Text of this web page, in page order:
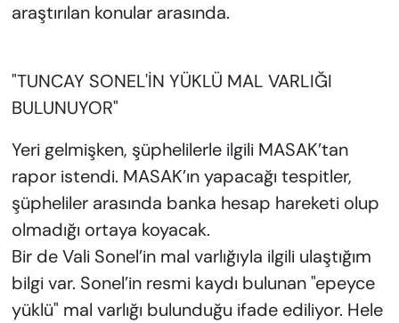
araştırılan konular arasında.
"TUNCAY SONEL'İN YÜKLÜ MAL VARLIĞI
BULUNUYOR"
Yeri gelmişken, şüphelilerle ilgili MASAK’tan
rapor istendi. MASAK’ın yapacağı tespitler,
şüpheliler arasında banka hesap hareketi olup
olmadığı ortaya koyacak.
Bir de Vali Sonel’in mal varlığıyla ilgili ulaştığım
bilgi var. Sonel’in resmi kaydı bulunan "epeyce
yüklü" mal varlığı bulunduğu ifade ediliyor. Hele